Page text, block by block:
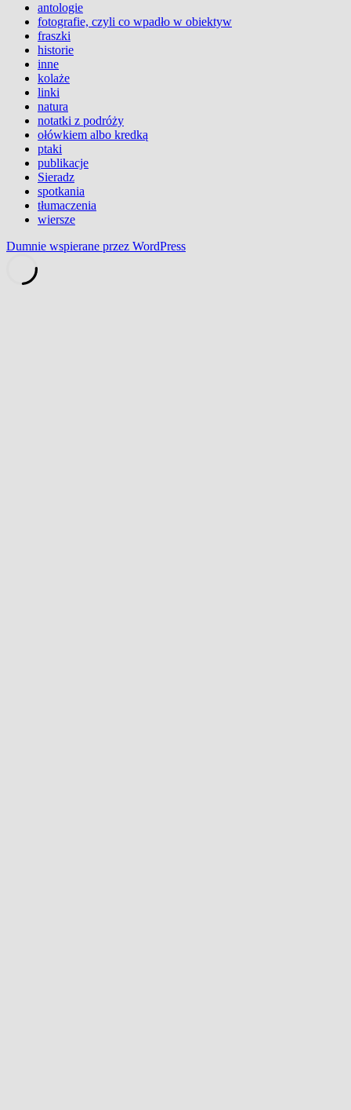
antologie
fotografie, czyli co wpadło w obiektyw
fraszki
historie
inne
kolaże
linki
natura
notatki z podróży
ołówkiem albo kredką
ptaki
publikacje
Sieradz
spotkania
tłumaczenia
wiersze
Dumnie wspierane przez WordPress